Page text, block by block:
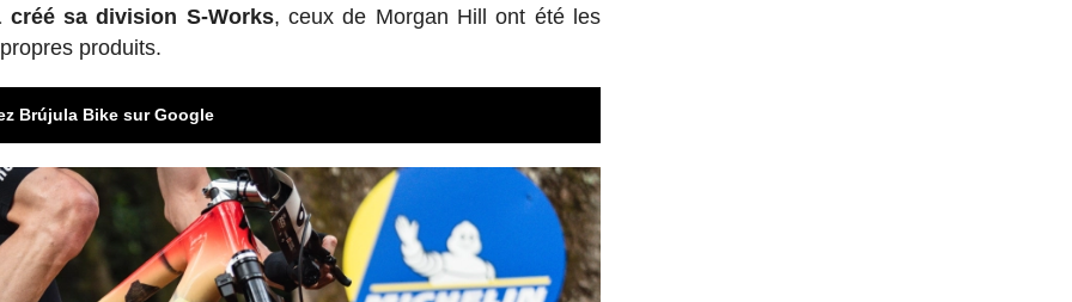
créé sa division S-Works, ceux de Morgan Hill ont été les
produits.
Brújula Bike sur Google